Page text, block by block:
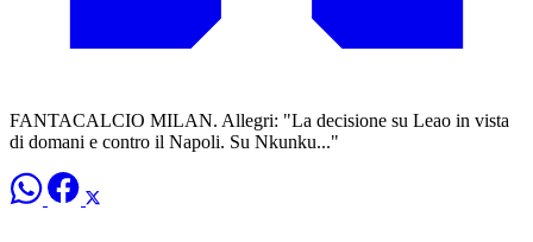
FANTACALCIO MILAN. Allegri: "La decisione su Leao in vista
di domani e contro il Napoli. Su Nkunku..."